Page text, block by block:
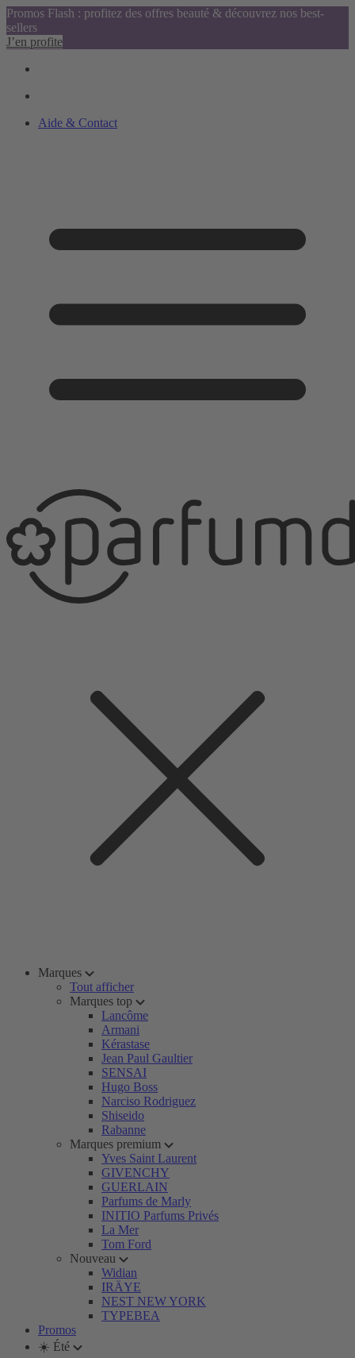
Promos Flash : profitez des offres beauté & découvrez nos best-
sellers
J’en profite
Aide & Contact
Marques
Tout afficher
Marques top
Lancôme
Armani
Kérastase
Jean Paul Gaultier
SENSAI
Hugo Boss
Narciso Rodriguez
Shiseido
Rabanne
Marques premium
Yves Saint Laurent
GIVENCHY
GUERLAIN
Parfums de Marly
INITIO Parfums Privés
La Mer
Tom Ford
Nouveau
Widian
IRÄYE
NEST NEW YORK
TYPEBEA
Promos
☀️ Été